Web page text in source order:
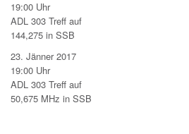
19:00 Uhr
ADL 303 Treff auf
144,275 in SSB
23. Jänner 2017
19:00 Uhr
ADL 303 Treff auf
50,675 MHz in SSB